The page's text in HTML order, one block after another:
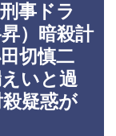
事ドラ
）暗殺計
切慎二
いと過
疑惑が